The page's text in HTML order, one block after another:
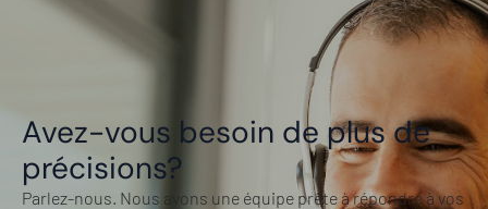
Avez-vous besoin de plus de
précisions?
Parlez-nous. Nous avons une équipe prête à répondre à vos